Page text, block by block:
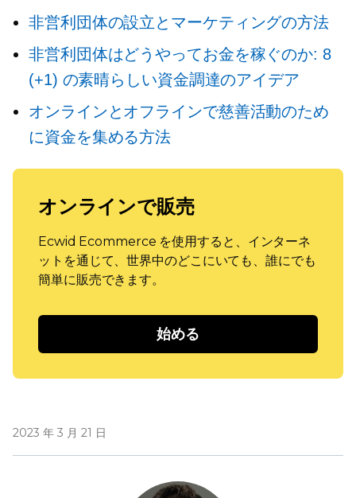
非営利団体の設立とマーケティングの方法
非営利団体はどうやってお金を稼ぐのか: 8
(+1) の素晴らしい資金調達のアイデア
オンラインとオフラインで慈善活動のため
に資金を集める方法
オンラインで販売
Ecwid Ecommerce を使用すると、インターネ
ットを通じて、世界中のどこにいても、誰にでも
簡単に販売できます。
始める
2023 年 3 月 21 日